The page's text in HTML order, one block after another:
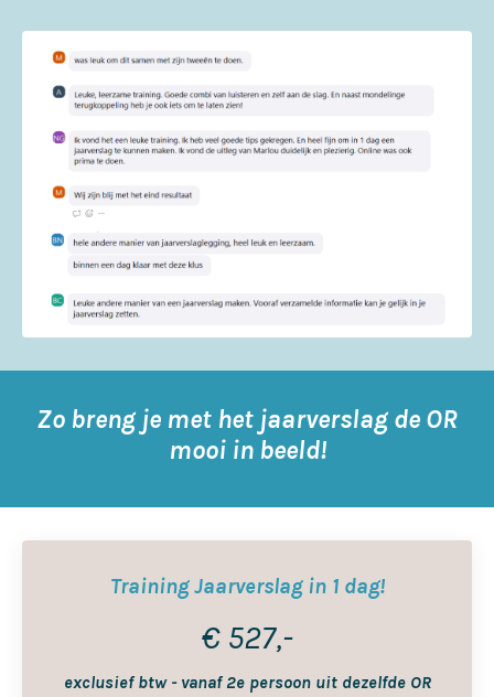
Zo breng je met het jaarverslag de OR
mooi in beeld!
Training Jaarverslag in 1 dag!
€ 527,-
exclusief btw - vanaf 2e persoon uit dezelfde OR